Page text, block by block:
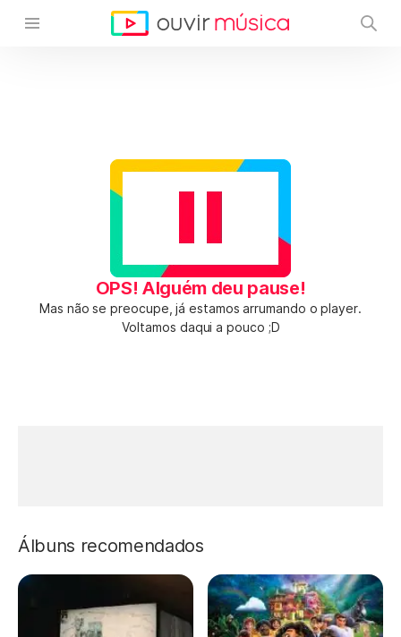
OPS! Alguém deu pause!
Mas não se preocupe, já estamos arrumando o player.
Voltamos daqui a pouco ;D
Álbuns recomendados